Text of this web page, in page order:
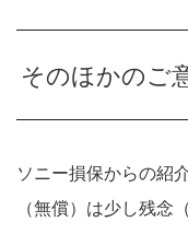
そのほかのご
ソニー損保からの紹
（無償）は少し残念